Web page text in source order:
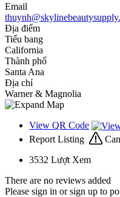
Email
Địa điểm
Tiểu bang
California
Thành phố
Santa Ana
Địa chỉ
Warner & Magnolia
View QR Code
Report Listing
3532 Lượt Xem
There are no reviews added
Please sign in or sign up to